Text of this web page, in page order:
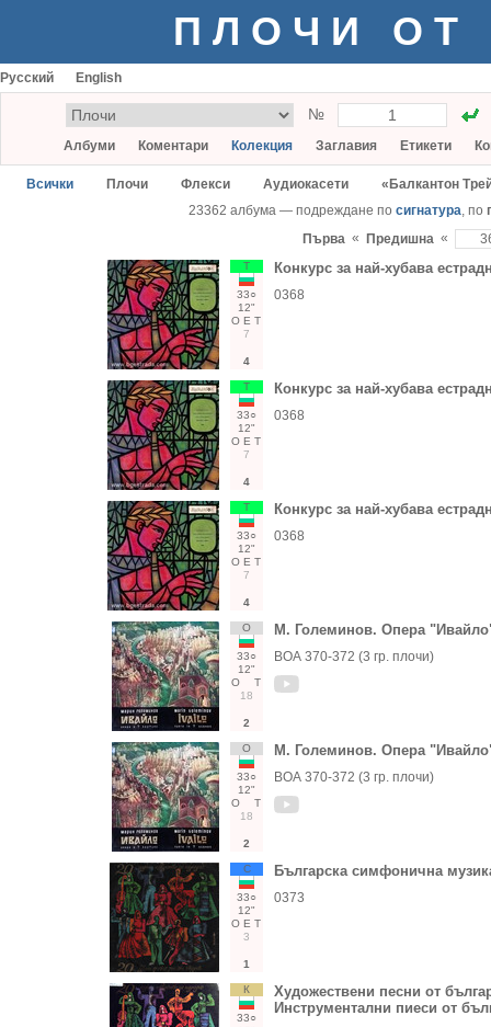
ПЛОЧИ ОТ
Русский English
№
Албуми Коментари Колекция Заглавия Етикети
Всички Плочи Флекси Аудиокасети
«Балкантон
23362 албума — подреждане по сигнатура, по
Първа « Предишна «
Т
33○
12"
О Е Т
7
4
Конкурс за най-хубава
0368
Т
33○
12"
О Е Т
7
4
Конкурс за най-хубава
0368
Т
33○
12"
О Е Т
7
4
Конкурс за най-хубава
0368
О
33○
12"
О
Т
18
2
М. Големинов. Опера
ВОА 370-372 (3 гр. плочи)
О
33○
12"
О
Т
18
2
М. Големинов. Опера
ВОА 370-372 (3 гр. плочи)
С
33○
12"
О Е Т
3
1
Българска симфонична
0373
К
33○
Художествени песни от
Инструментални пиеси от